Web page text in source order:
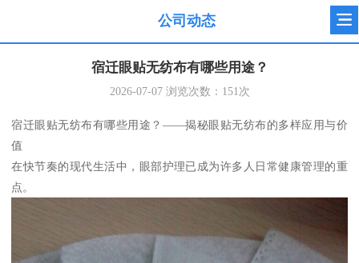
公司动态
宿迁眼贴无纺布有哪些用途？
2026-07-07浏览次数： 151次
宿迁眼贴无纺布有哪些用途？——揭秘眼贴无纺布的多样应用与价
值
在快节奏的现代生活中，眼部护理已成为许多人日常健康管理的重
点。